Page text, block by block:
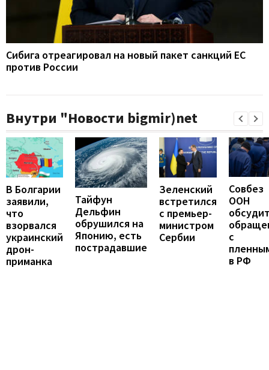
Сибига отреагировал на новый пакет санкций ЕС
против России
Внутри "Новости bigmir)net
В Болгарии
заявили,
что
взорвался
украинский
дрон-
приманка
Тайфун
Дельфин
обрушился на
Японию, есть
пострадавшие
Зеленский
встретился
с премьер-
министром
Сербии
Совбез
ООН
с
в РФ